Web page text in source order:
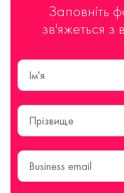
Заповніть
зв'яжеться